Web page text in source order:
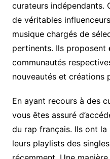
curateurs indépendants.
de véritables
musique chargés de
pertinents. Ils proposent
communautés
nouveautés et créations
En ayant recours à des
vous êtes assuré
du rap français. Ils ont la
leurs playlists des